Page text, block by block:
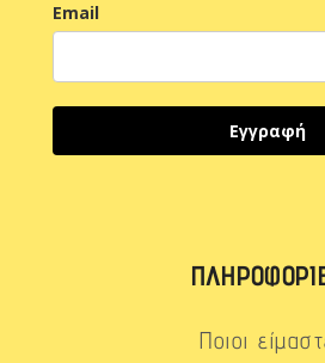
Email
Εγγραφή
Ποιοι